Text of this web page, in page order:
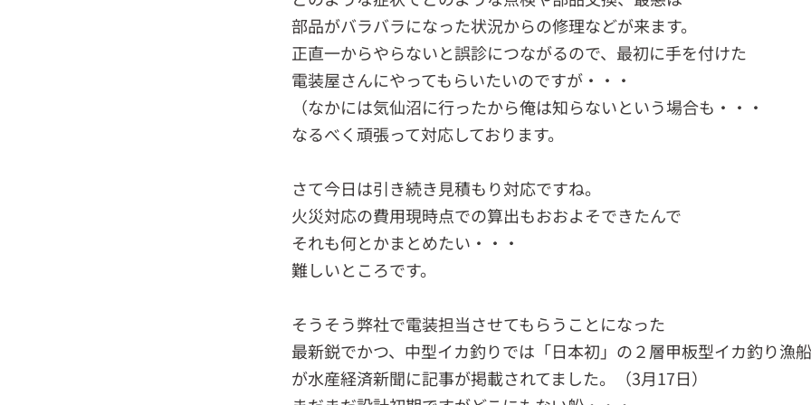
部品がバラバラになった状況からの修理などが来ます。
正直一からやらないと誤診につながるので、最初に手を付けた
電装屋さんにやってもらいたいのですが・・・
（なかには気仙沼に行ったから俺は知らないという場合も・・・
なるべく頑張って対応しております。
さて今日は引き続き見積もり対応ですね。
火災対応の費用現時点での算出もおおよそできたんで
それも何とかまとめたい・・・
難しいところです。
そうそう弊社で電装担当させてもらうことになった
最新鋭でかつ、中型イカ釣りでは「日本初」の２層甲板型イカ釣り漁船
が水産経済新聞に記事が掲載されてました。（3月17日）